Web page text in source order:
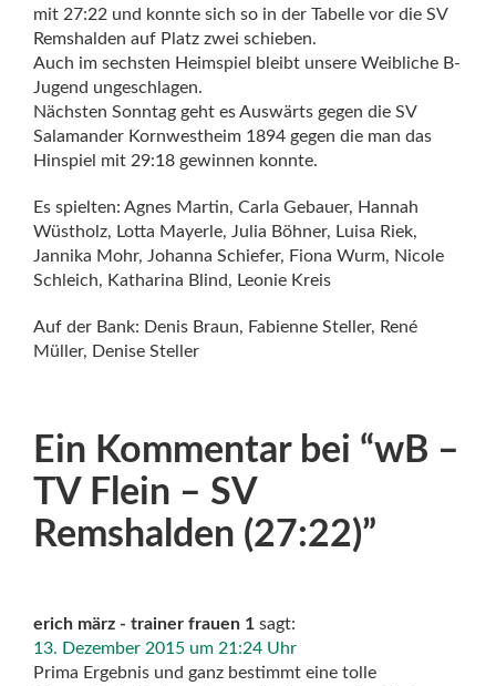
mit 27:22 und konnte sich so in der Tabelle vor die SV
Remshalden auf Platz zwei schieben.
Auch im sechsten Heimspiel bleibt unsere Weibliche B-
Jugend ungeschlagen.
Nächsten Sonntag geht es Auswärts gegen die SV
Salamander Kornwestheim 1894 gegen die man das
Hinspiel mit 29:18 gewinnen konnte.
Es spielten: Agnes Martin, Carla Gebauer, Hannah
Wüstholz, Lotta Mayerle, Julia Böhner, Luisa Riek,
Jannika Mohr, Johanna Schiefer, Fiona Wurm, Nicole
Schleich, Katharina Blind, Leonie Kreis
Auf der Bank: Denis Braun, Fabienne Steller, René
Müller, Denise Steller
Ein Kommentar bei “wB –
TV Flein – SV
Remshalden (27:22)”
erich märz - trainer frauen 1 sagt:
13. Dezember 2015 um 21:24 Uhr
Prima Ergebnis und ganz bestimmt eine tolle